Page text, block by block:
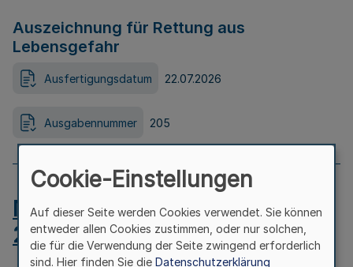
Auszeichnung für Rettung aus
Lebensgefahr
Ausfertigungsdatum 22.07.2026
Ausgabennummer 205
MB.NRW 2026 Nr. 204 vom
24.07.2026
Cookie-Einstellungen
Auf dieser Seite werden Cookies verwendet. Sie können
entweder allen Cookies zustimmen, oder nur solchen,
die für die Verwendung der Seite zwingend erforderlich
sind. Hier finden Sie die Datenschutzerklärung